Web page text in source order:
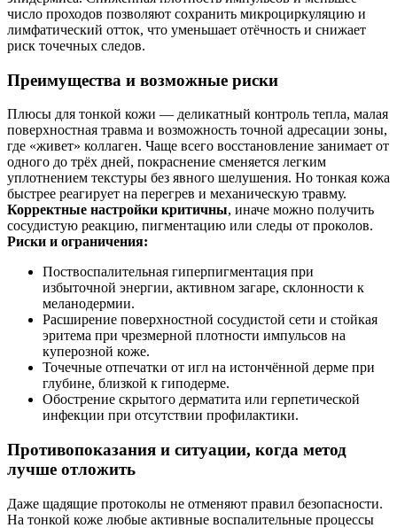
число проходов позволяют сохранить микроциркуляцию и
лимфатический отток, что уменьшает отёчность и снижает
риск точечных следов.
Преимущества и возможные риски
Плюсы для тонкой кожи — деликатный контроль тепла, малая
поверхностная травма и возможность точной адресации зоны,
где «живет» коллаген. Чаще всего восстановление занимает от
одного до трёх дней, покраснение сменяется легким
уплотнением текстуры без явного шелушения. Но тонкая кожа
быстрее реагирует на перегрев и механическую травму.
Корректные настройки критичны, иначе можно получить
сосудистую реакцию, пигментацию или следы от проколов.
Риски и ограничения:
Поствоспалительная гиперпигментация при
избыточной энергии, активном загаре, склонности к
меланодермии.
Расширение поверхностной сосудистой сети и стойкая
эритема при чрезмерной плотности импульсов на
куперозной коже.
Точечные отпечатки от игл на истончённой дерме при
глубине, близкой к гиподерме.
Обострение скрытого дерматита или герпетической
инфекции при отсутствии профилактики.
Противопоказания и ситуации, когда метод
лучше отложить
Даже щадящие протоколы не отменяют правил безопасности.
На тонкой коже любые активные воспалительные процессы